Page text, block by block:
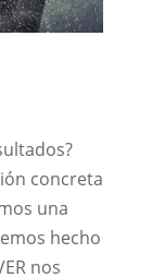
concreta
una
hecho
nos